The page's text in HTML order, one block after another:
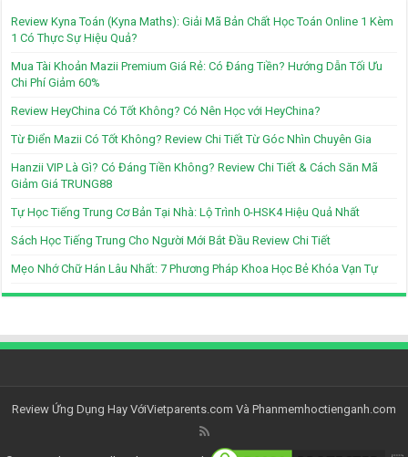
Review Kyna Toán (Kyna Maths): Giải Mã Bản Chất Học Toán Online 1 Kèm
1 Có Thực Sự Hiệu Quả?
Mua Tài Khoản Mazii Premium Giá Rẻ: Có Đáng Tiền? Hướng Dẫn Tối Ưu
Chi Phí Giảm 60%
Review HeyChina Có Tốt Không? Có Nên Học với HeyChina?
Từ Điển Mazii Có Tốt Không? Review Chi Tiết Từ Góc Nhìn Chuyên Gia
Hanzii VIP Là Gì? Có Đáng Tiền Không? Review Chi Tiết & Cách Săn Mã
Giảm Giá TRUNG88
Tự Học Tiếng Trung Cơ Bản Tại Nhà: Lộ Trình 0-HSK4 Hiệu Quả Nhất
Sách Học Tiếng Trung Cho Người Mới Bắt Đầu Review Chi Tiết
Mẹo Nhớ Chữ Hán Lâu Nhất: 7 Phương Pháp Khoa Học Bẻ Khóa Vạn Tự
Review Ứng Dụng Hay VớiVietparents.com Và Phanmemhoctienganh.com